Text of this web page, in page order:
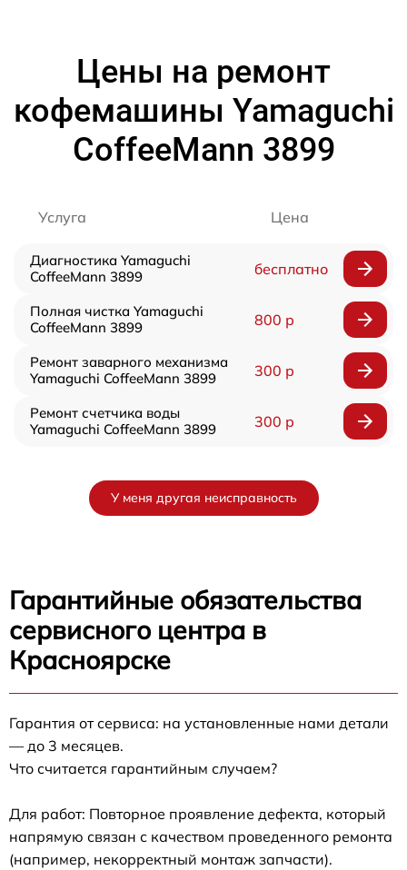
Цены на ремонт
кофемашины Yamaguchi
CoffeeMann 3899
Услуга Цена
Диагностика Yamaguchi
CoffeeMann 3899
бесплатно
Полная чистка Yamaguchi
CoffeeMann 3899
800 р
Ремонт заварного механизма
Yamaguchi CoffeeMann 3899
300 р
Ремонт счетчика воды
Yamaguchi CoffeeMann 3899
300 р
У меня другая неисправность
Гарантийные обязательства
сервисного центра в
Красноярске
Гарантия от сервиса: на установленные нами детали
— до 3 месяцев.
Что считается гарантийным случаем?
Для работ: Повторное проявление дефекта, который
напрямую связан с качеством проведенного ремонта
(например, некорректный монтаж запчасти).